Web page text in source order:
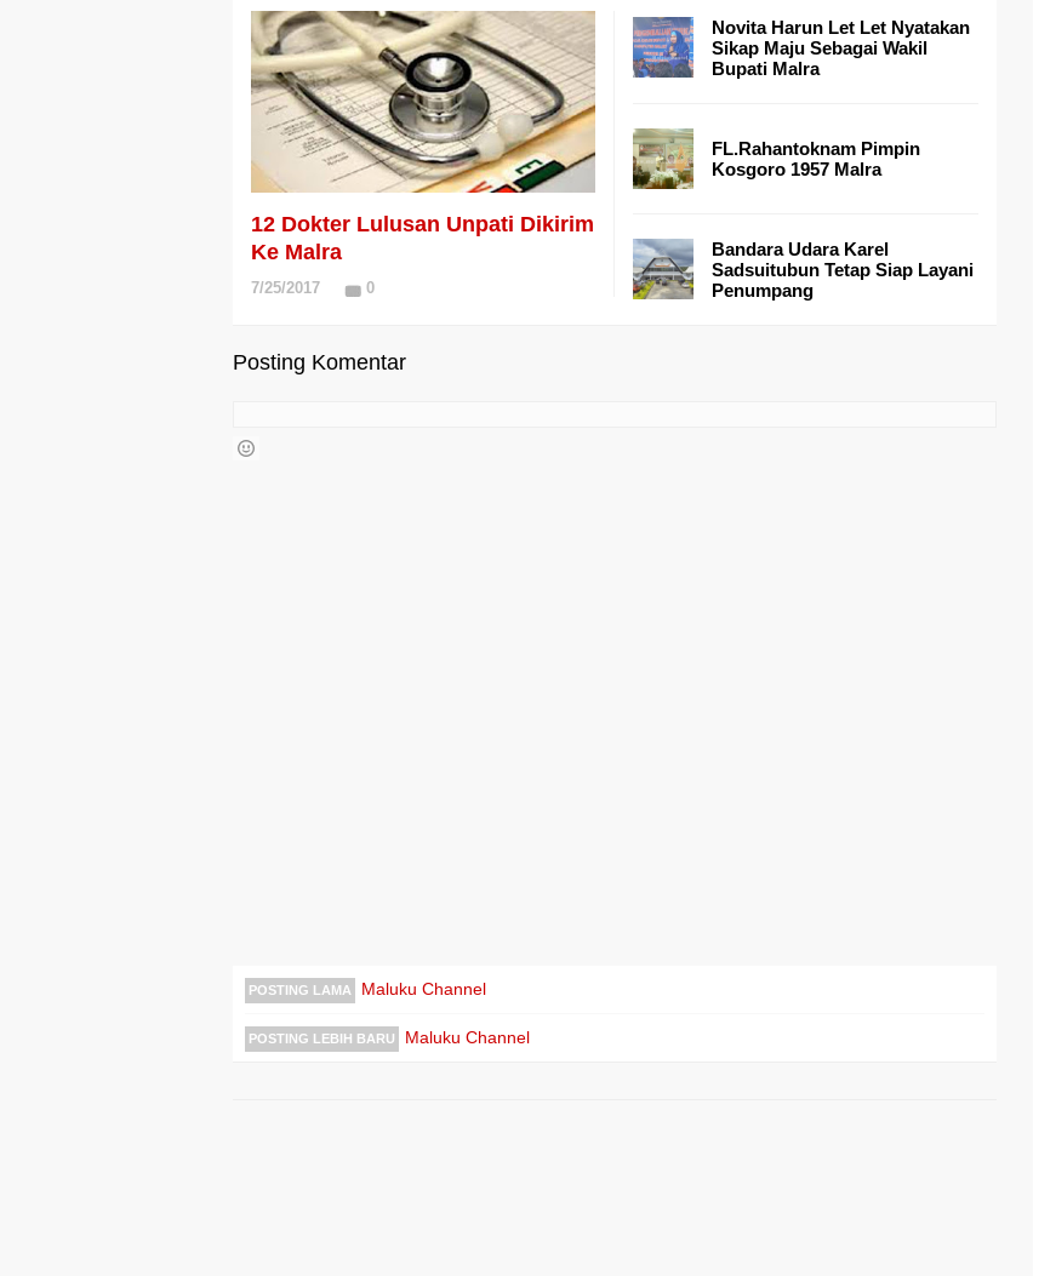
12 Dokter Lulusan Unpati Dikirim
Ke Malra
7/25/2017 0
Novita Harun Let Let Nyatakan
Sikap Maju Sebagai Wakil
Bupati Malra
FL.Rahantoknam Pimpin
Kosgoro 1957 Malra
Bandara Udara Karel
Sadsuitubun Tetap Siap Layani
Penumpang
Posting Komentar
POSTING LAMA Maluku Channel
POSTING LEBIH BARU Maluku Channel